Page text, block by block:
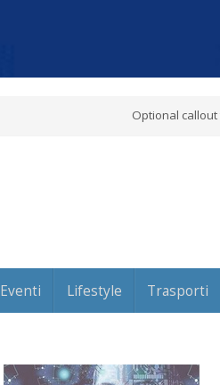
Optional
Eventi Lifestyle Trasporti